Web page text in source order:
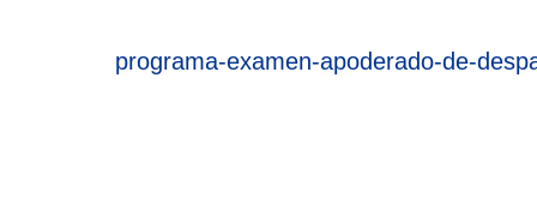
programa-examen-apoderado-de-